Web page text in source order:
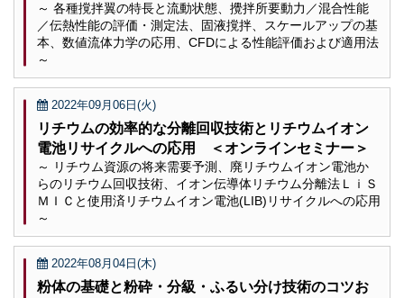
～ 各種撹拌翼の特長と流動状態、攪拌所要動力／混合性能
／伝熱性能の評価・測定法、固液撹拌、スケールアップの基
本、数値流体力学の応用、CFDによる性能評価および適用法
～
2022年09月06日(火)
リチウムの効率的な分離回収技術とリチウムイオン
電池リサイクルへの応用 ＜オンラインセミナー＞
～ リチウム資源の将来需要予測、廃リチウムイオン電池か
らのリチウム回収技術、イオン伝導体リチウム分離法ＬｉＳ
ＭＩＣと使用済リチウムイオン電池(LIB)リサイクルへの応用
～
2022年08月04日(木)
粉体の基礎と粉砕・分級・ふるい分け技術のコツお